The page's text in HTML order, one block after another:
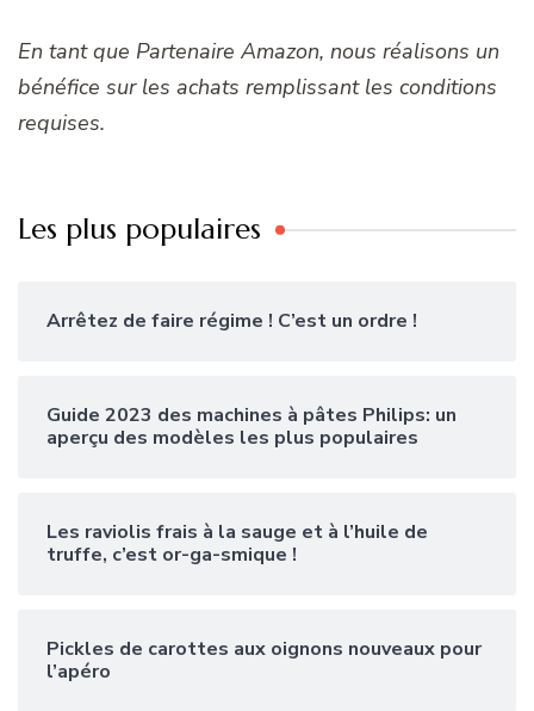
En tant que Partenaire Amazon, nous réalisons un
bénéfice sur les achats remplissant les conditions
requises.
Les plus populaires
Arrêtez de faire régime ! C’est un ordre !
Guide 2023 des machines à pâtes Philips: un
aperçu des modèles les plus populaires
Les raviolis frais à la sauge et à l’huile de
truffe, c’est or-ga-smique !
Pickles de carottes aux oignons nouveaux pour
l’apéro